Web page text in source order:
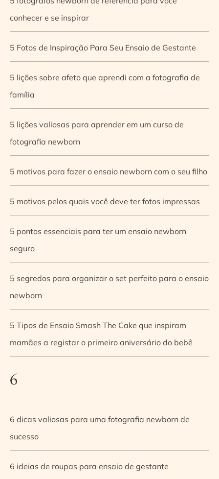
conhecer e se inspirar
5 Fotos de Inspiração Para Seu Ensaio de Gestante
5 lições sobre afeto que aprendi com a fotografia de
família
5 lições valiosas para aprender em um curso de
fotografia newborn
5 motivos para fazer o ensaio newborn com o seu filho
5 motivos pelos quais você deve ter fotos impressas
5 pontos essenciais para ter um ensaio newborn
seguro
5 segredos para organizar o set perfeito para o ensaio
newborn
5 Tipos de Ensaio Smash The Cake que inspiram
mamães a registar o primeiro aniversário do bebê
6
6 dicas valiosas para uma fotografia newborn de
sucesso
6 ideias de roupas para ensaio de gestante